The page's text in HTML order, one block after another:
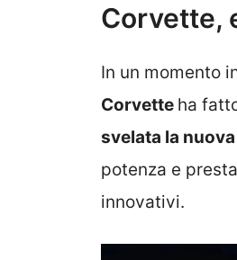
Corvette,
In un momento
Corvette ha
svelata la
potenza e
innovativi.